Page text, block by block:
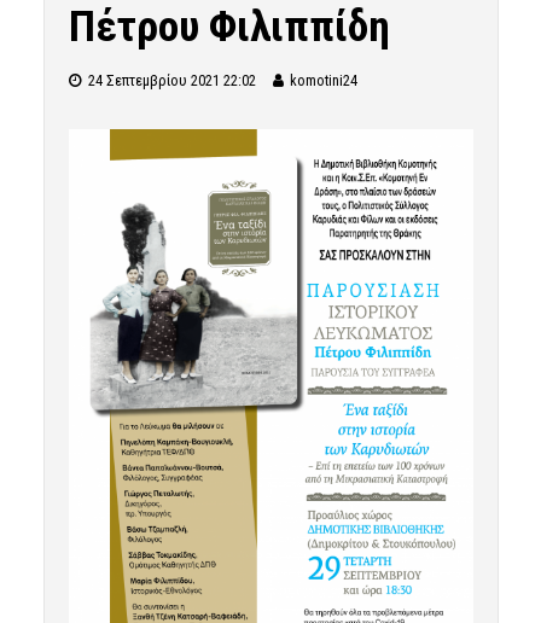
Πέτρου Φιλιππίδη
24 Σεπτεμβρίου 2021 22:02 komotini24